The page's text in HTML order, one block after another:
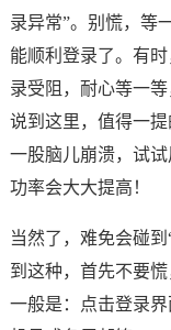
录异常”。别慌，等
能顺利登录了。有
录受阻，耐心等一等
说到这里，值得一
一股脑儿崩溃，试
功率会大大提高！
当然了，难免会碰
到这种，首先不要
一般是：点击登录